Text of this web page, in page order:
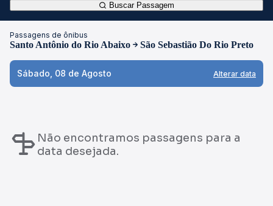
Buscar Passagem
Passagens de ônibus
Santo Antônio do Rio Abaixo São Sebastião Do Rio Preto
Sábado, 08 de Agosto Alterar data
Não encontramos passagens para a
data desejada.